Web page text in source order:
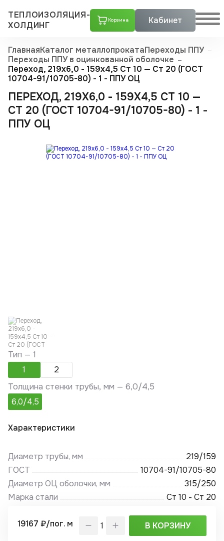
ТЕПЛОИЗОЛЯЦИЯ-
ХОЛДИНГ
Корзина Кабинет
ГлавнаяКаталог металлопрокатаПереходы ППУ
Переходы ППУ в оцинкованной оболочке
Переход, 219х6,0 - 159x4,5 Ст 10 — Ст 20 (ГОСТ
10704-91/10705-80) - 1 - ППУ ОЦ
ПЕРЕХОД, 219Х6,0 - 159X4,5 СТ 10 —
СТ 20 (ГОСТ 10704-91/10705-80) - 1 -
ППУ ОЦ
Тип —1
1
2
Толщина стенки трубы, мм —6,0/4,5
6,0/4,5
Характеристики
Диаметр трубы, мм
219/159
ГОСТ
10704-91/10705-80
Диаметр ОЦ оболочки, мм
315/250
Марка стали
Ст 10 - Ст 20
19167 ₽/пог. м В КОРЗИНУ